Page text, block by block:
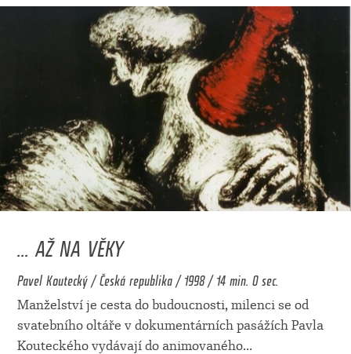
... AŽ NA VĚKY
Pavel Koutecký / Česká republika / 1998 / 14 min. 0 sec.
Manželství je cesta do budoucnosti, milenci se od
svatebního oltáře v dokumentárních pasážích Pavla
Kouteckého vydávají do animovaného...